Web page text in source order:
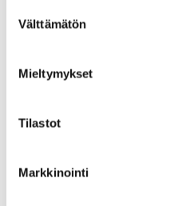
valinta
Välttämätön
Mieltymykset
Tilastot
Markkinointi